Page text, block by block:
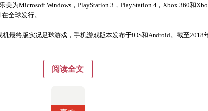
美为Microsoft Windows，PlayStation 3，PlayStation 4，Xbox 360和
全球发行。
最终版实况足球游戏，手机游戏版本发布于iOS和Android。截至2018
阅读全文